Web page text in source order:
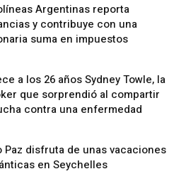
Argentinas reporta
y contribuye con una
suma en impuestos
a los 26 años Sydney Towle, la
que sorprendió al compartir
contra una enfermedad
Paz disfruta de unas vacaciones
en Seychelles